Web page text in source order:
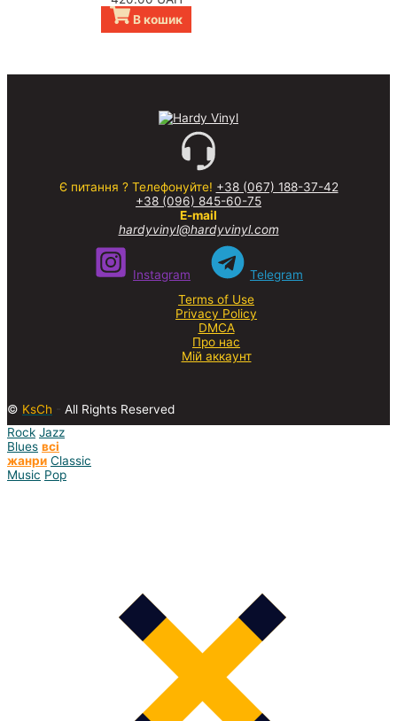
В кошик
Є питання ? Телефонуйте! +38 (067) 188-37-42
+38 (096) 845-60-75
E-mail
hardyvinyl@hardyvinyl.com
Instagram
Telegram
Terms of Use
Privacy Policy
DMCA
Про нас
Мій аккаунт
© KsCh
All Rights Reserved
Rock Jazz
Blues всі
жанри Classic
Music Pop